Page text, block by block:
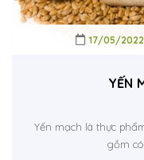
17/05/2022
Yến mạch là thực
gồm